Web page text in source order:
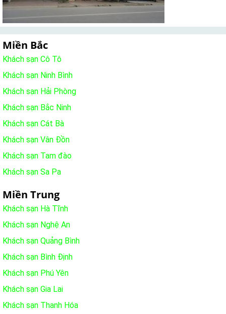
Miền Bắc
Khách sạn Cô Tô
Khách sạn Ninh Bình
Khách sạn Hải Phòng
Khách sạn Bắc Ninh
Khách sạn Cát Bà
Khách sạn Vân Đồn
Khách sạn Tam đào
Khách sạn Sa Pa
Miền Trung
Khách sạn Hà Tĩnh
Khách sạn Nghệ An
Khách sạn Quảng Bình
Khách sạn Bình Định
Khách sạn Phú Yên
Khách sạn Gia Lai
Khách sạn Thanh Hóa